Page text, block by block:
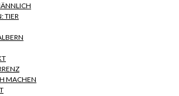
TIER
MACHEN